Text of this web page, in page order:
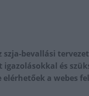
szja-bevallási
és
a webes